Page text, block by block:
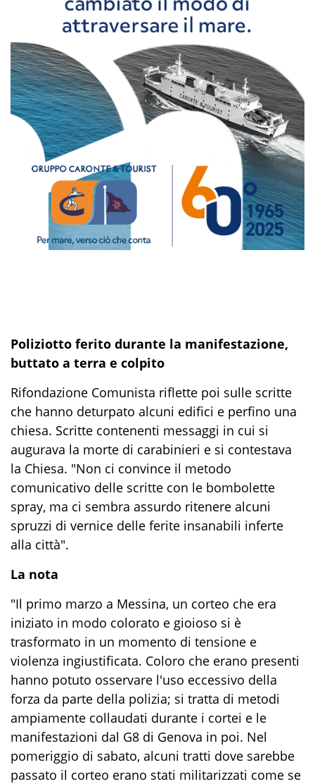
Poliziotto ferito durante la manifestazione,
buttato a terra e colpito
Rifondazione Comunista riflette poi sulle scritte
che hanno deturpato alcuni edifici e perfino una
chiesa. Scritte contenenti messaggi in cui si
augurava la morte di carabinieri e si contestava
la Chiesa. "Non ci convince il metodo
comunicativo delle scritte con le bombolette
spray, ma ci sembra assurdo ritenere alcuni
spruzzi di vernice delle ferite insanabili inferte
alla città".
La nota
"Il primo marzo a Messina, un corteo che era
iniziato in modo colorato e gioioso si è
trasformato in un momento di tensione e
violenza ingiustificata. Coloro che erano presenti
hanno potuto osservare l'uso eccessivo della
forza da parte della polizia; si tratta di metodi
ampiamente collaudati durante i cortei e le
manifestazioni dal G8 di Genova in poi. Nel
pomeriggio di sabato, alcuni tratti dove sarebbe
passato il corteo erano stati militarizzati come se